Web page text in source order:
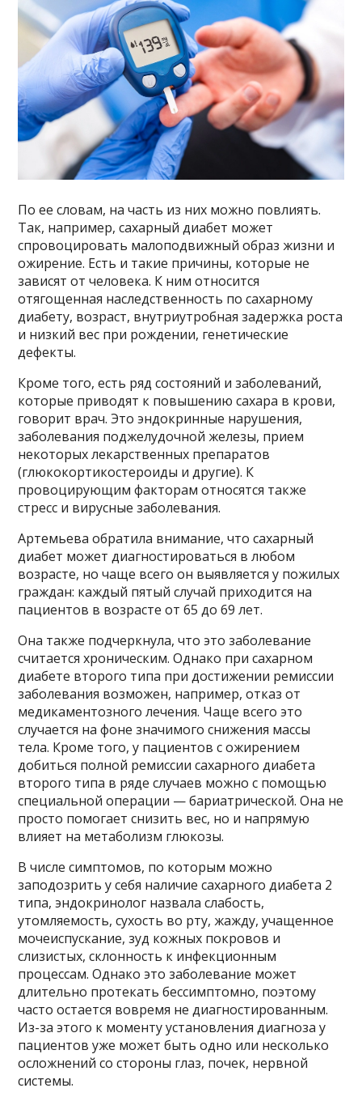
По ее словам, на часть из них можно повлиять.
Так, например, сахарный диабет может
спровоцировать малоподвижный образ жизни и
ожирение. Есть и такие причины, которые не
зависят от человека. К ним относится
отягощенная наследственность по сахарному
диабету, возраст, внутриутробная задержка роста
и низкий вес при рождении, генетические
дефекты.
Кроме того, есть ряд состояний и заболеваний,
которые приводят к повышению сахара в крови,
говорит врач. Это эндокринные нарушения,
заболевания поджелудочной железы, прием
некоторых лекарственных препаратов
(глюкокортикостероиды и другие). К
провоцирующим факторам относятся также
стресс и вирусные заболевания.
Артемьева обратила внимание, что сахарный
диабет может диагностироваться в любом
возрасте, но чаще всего он выявляется у пожилых
граждан: каждый пятый случай приходится на
пациентов в возрасте от 65 до 69 лет.
Она также подчеркнула, что это заболевание
считается хроническим. Однако при сахарном
диабете второго типа при достижении ремиссии
заболевания возможен, например, отказ от
медикаментозного лечения. Чаще всего это
случается на фоне значимого снижения массы
тела. Кроме того, у пациентов с ожирением
добиться полной ремиссии сахарного диабета
второго типа в ряде случаев можно с помощью
специальной операции — бариатрической. Она не
просто помогает снизить вес, но и напрямую
влияет на метаболизм глюкозы.
В числе симптомов, по которым можно
заподозрить у себя наличие сахарного диабета 2
типа, эндокринолог назвала слабость,
утомляемость, сухость во рту, жажду, учащенное
мочеиспускание, зуд кожных покровов и
слизистых, склонность к инфекционным
процессам. Однако это заболевание может
длительно протекать бессимптомно, поэтому
часто остается вовремя не диагностированным.
Из-за этого к моменту установления диагноза у
пациентов уже может быть одно или несколько
осложнений со стороны глаз, почек, нервной
системы.